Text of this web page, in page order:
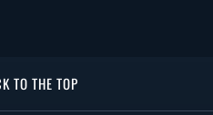
TO THE TOP